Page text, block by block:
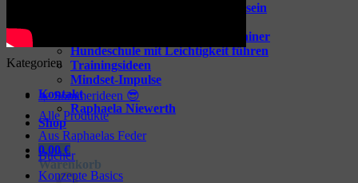
Vorbereitung aufs Hundetrainersein
Erfolgreich Starten als Hundetrainer
Hundeschule mit Leichtigkeit führen
Trainingsideen
Mindset-Impulse
Kontakt
Raphaela Niewerth
Shop
0,00€
Warenkorb
Kategorien
☀️ Sommerideen 😎
Alle Produkte
Aus Raphaelas Feder
Bücher
Konzepte Basics